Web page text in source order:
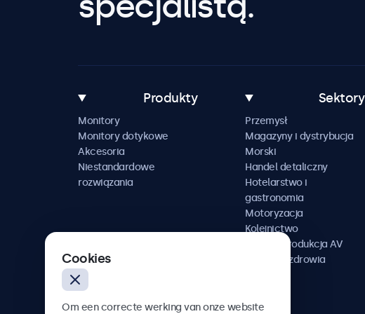
Produkty
Monitory
Monitory dotykowe
Akcesoria
Niestandardowe
rozwiązania
Sektory
Przemysł
Magazyny i dystrybucja
Morski
Handel detaliczny
Hotelarstwo i
gastronomia
Motoryzacja
Kolejnictwo
Media i produkcja AV
Ochrona zdrowia
Cookies
Om een correcte werking van onze website